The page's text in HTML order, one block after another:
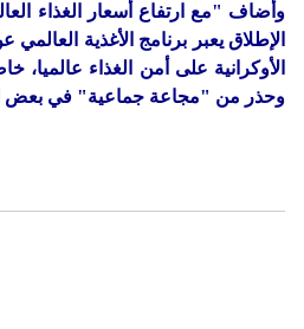
وأضاف "مع ارتفاع أسعار الغذاء
الإطلاق يعبر برنامج الأغذية العالمي
الأوكرانية على أمن الغذاء
وحذر من "مجاعة جماعية" في بعض